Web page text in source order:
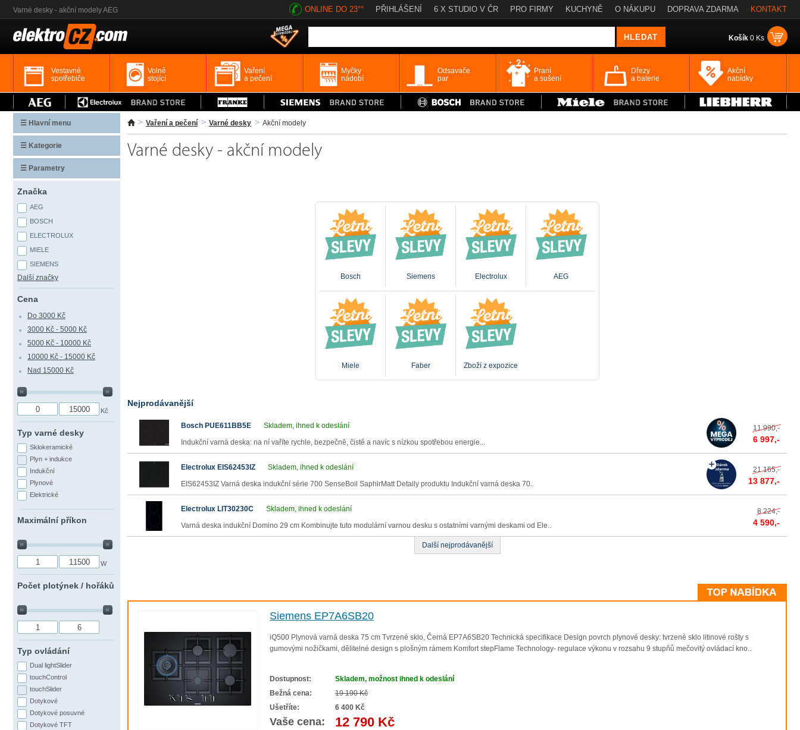
Varné desky - akční modely AEG ONLINE DO 23°° PŘIHLÁŠENÍ 6 X STUDIO V ČR PRO FIRMY KUCHYNĚ O NÁKUPU DOPRAVA ZDARMA KONTAKT
Košík0 Ks
Vestavné
spotřebiče
Volně
stojící
Vaření
a pečení
Myčky
nádobí
Odsavače
par
Praní
a sušení
Dřezy
a baterie
Akční
nabídky
Vaření a pečení Varné desky Akční modely
Varné desky - akční modely
Bosch Siemens Electrolux AEG
Miele Faber Zboží z expozice
Nejprodávanější
Bosch PUE611BB5E Skladem, ihned k odeslání 11 990,-
6 997,-
Indukční varná deska: na ní vaříte rychle, bezpečně, čistě a navíc s nízkou spotřebou energie...
Electrolux EIS62453IZ Skladem, ihned k odeslání 21 165,-
13 877,-
EIS62453IZ Varná deska indukční série 700 SenseBoil SaphirMatt Detaily produktu Indukční varná deska 70..
Electrolux LIT30230C Skladem, ihned k odeslání 8 224,-
4 590,-
Varná deska indukční Domino 29 cm Kombinujte tuto modulární varnou desku s ostatními varnými deskami od Ele..
Další nejprodávanější
Siemens EP7A6SB20
iQ500 Plynová varná deska 75 cm Tvrzené sklo, Černá EP7A6SB20 Technická specifikace Design povrch plynové desky: tvrzené sklo litinové rošty s
gumovými nožičkami, dělitelné design s plošným rámem Komfort stepFlame Technology- regulace výkonu v rozsahu 9 stupňů mečovitý ovládací kno..
Dostupnost:
Skladem, možnost ihned k odeslání
Bežná cena:
19 190 Kč
Ušetříte:
6 400 Kč
Vaše cena: 12 790 Kč
☰ Hlavní menu
☰ Kategorie
☰ Parametry
Značka
AEG
BOSCH
ELECTROLUX
MIELE
SIEMENS
Další značky
Cena
Do 3000 Kč
3000 Kč - 5000 Kč
5000 Kč - 10000 Kč
10000 Kč - 15000 Kč
Nad 15000 Kč
Kč
Typ varné desky
Sklokeramické
Plyn + indukce
Indukční
Plynové
Elektrické
Maximální příkon
W
Počet plotýnek / hořáků
Typ ovládání
Dual lightSlider
touchControl
touchSlider
Dotykové
Dotykové posuvné
Dotykové TFT